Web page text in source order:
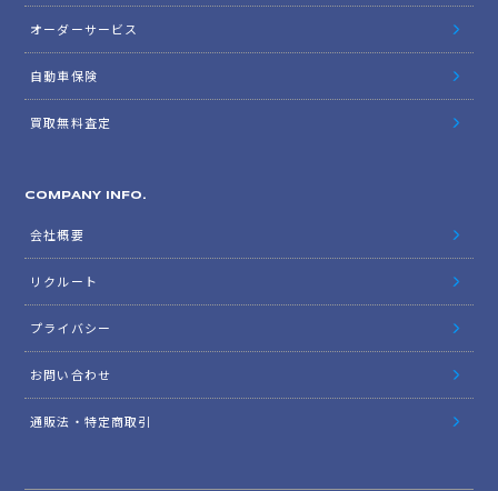
オーダーサービス
自動車保険
買取無料査定
COMPANY INFO.
会社概要
リクルート
プライバシー
お問い合わせ
通販法・特定商取引